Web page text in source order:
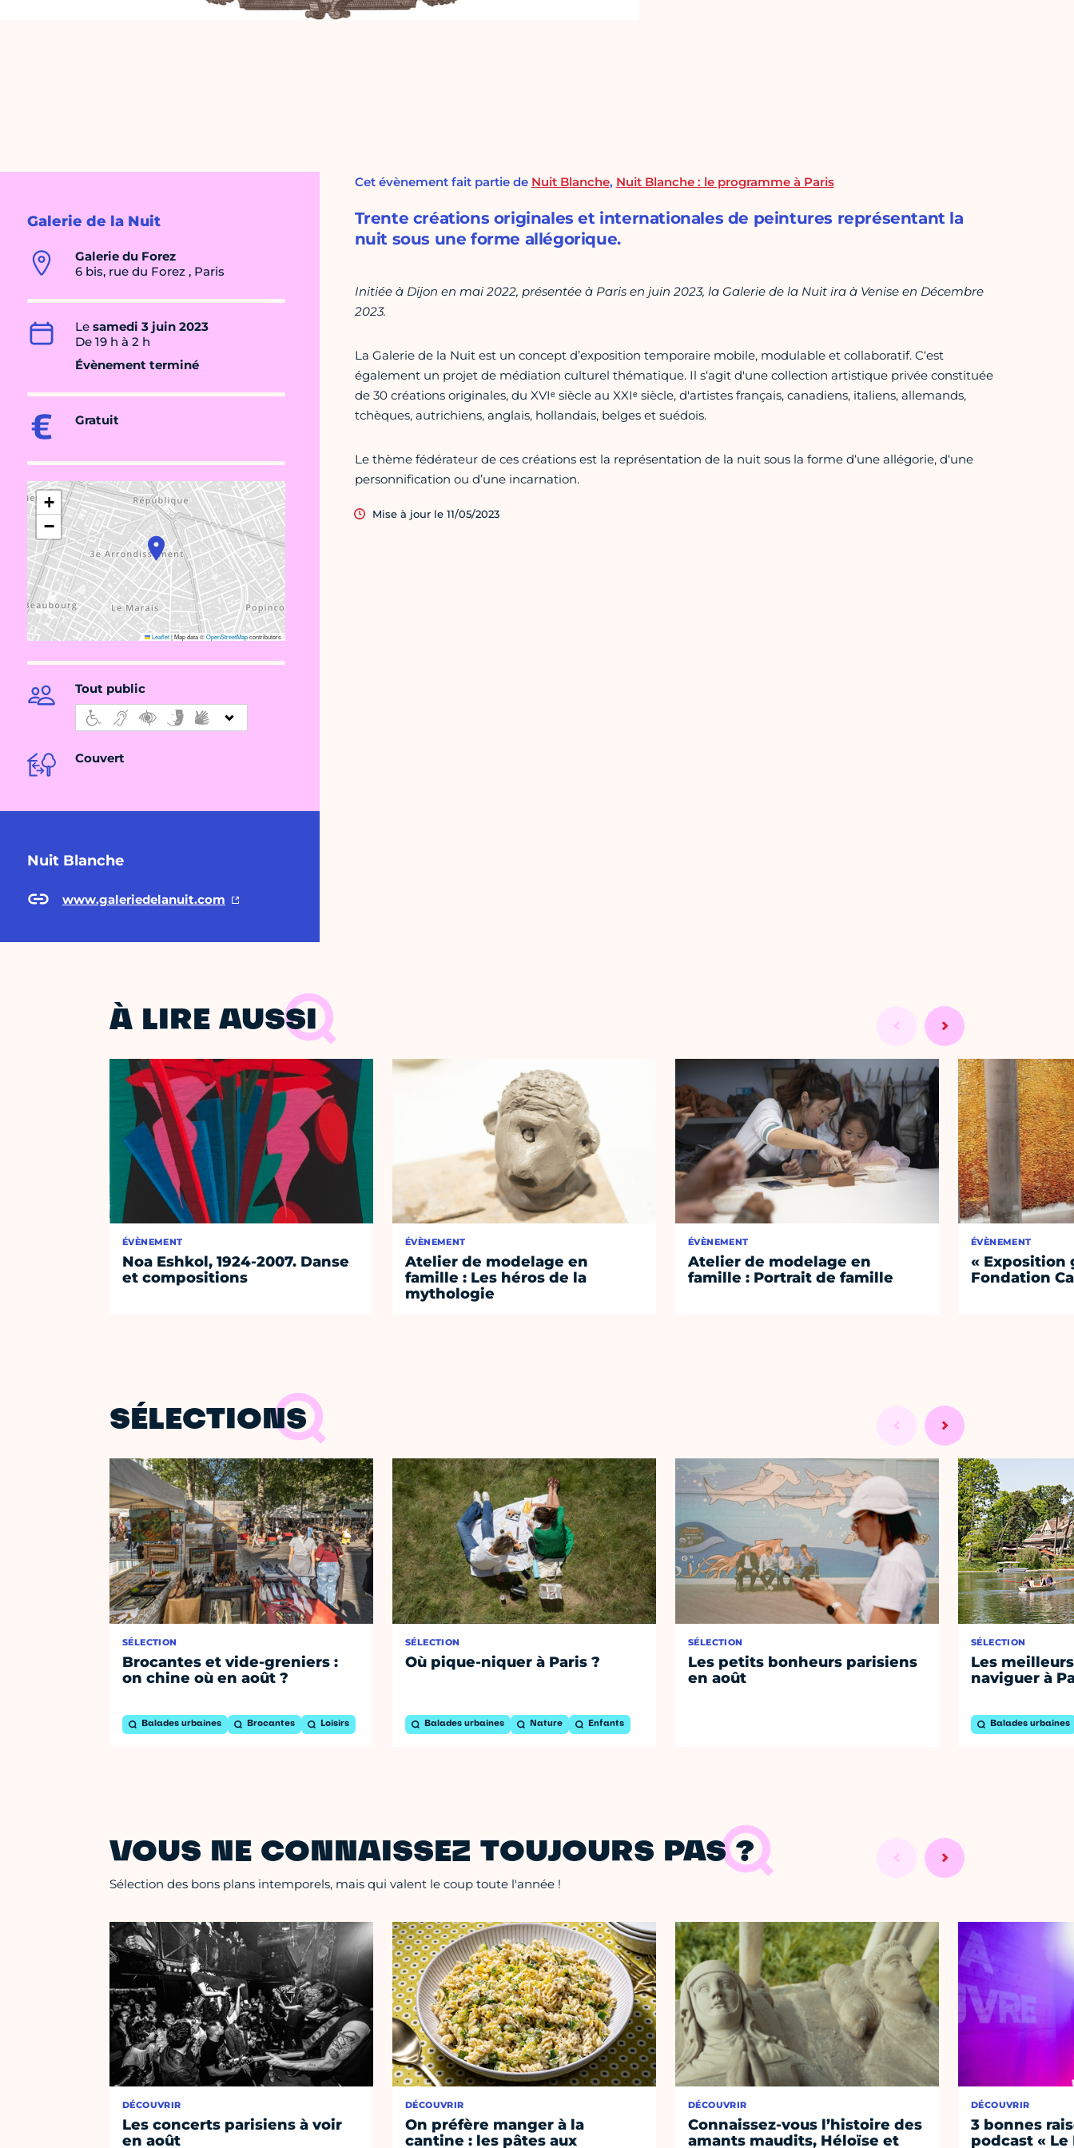
Galerie de la Nuit
Galerie du Forez
6 bis, rue du Forez , Paris
Le samedi 3 juin 2023
De 19 h à 2 h
Évènement terminé
Gratuit
+
−
Leaflet|Map data ©OpenStreetMapcontributors
Tout public
Couvert
Nuit Blanche
www.galeriedelanuit.com
Cet évènement fait partie de Nuit Blanche, Nuit Blanche : le programme à Paris
Trente créations originales et internationales de peintures représentant la
nuit sous une forme allégorique.
Initiée à Dijon en mai 2022, présentée à Paris en juin 2023, la Galerie de la Nuit ira à Venise en Décembre
2023.
La Galerie de la Nuit est un concept d’exposition temporaire mobile, modulable et collaboratif. C‘est
également un projet de médiation culturel thématique. Il s‘agit d'une collection artistique privée constituée
de 30 créations originales, du XVIᵉ siècle au XXIᵉ siècle, d'artistes français, canadiens, italiens, allemands,
tchèques, autrichiens, anglais, hollandais, belges et suédois.
Le thème fédérateur de ces créations est la représentation de la nuit sous la forme d‘une allégorie, d‘une
personnification ou d’une incarnation.
Mise à jour le 11/05/2023
À LIRE AUSSI
ÉVÈNEMENT
Noa Eshkol, 1924-2007. Danse
et compositions
ÉVÈNEMENT
Atelier de modelage en
famille : Les héros de la
mythologie
ÉVÈNEMENT
Atelier de modelage en
famille : Portrait de famille
ÉVÈNEMENT
« Exposition
Fondation
SÉLECTIONS
SÉLECTION
Brocantes et vide-greniers :
on chine où en août ?
Balades urbaines Brocantes Loisirs
SÉLECTION
Où pique-niquer à Paris ?
Balades urbaines Nature Enfants
SÉLECTION
Les petits bonheurs parisiens
en août
SÉLECTION
Les
naviguer à
Balades urbaines
VOUS NE CONNAISSEZ TOUJOURS PAS ?
Sélection des bons plans intemporels, mais qui valent le coup toute l'année !
DÉCOUVRIR
Les concerts parisiens à voir
en août
DÉCOUVRIR
On préfère manger à la
cantine : les pâtes aux
DÉCOUVRIR
Connaissez-vous l’histoire des
amants maudits, Héloïse et
DÉCOUVRIR
3 bonnes
podcast « Le